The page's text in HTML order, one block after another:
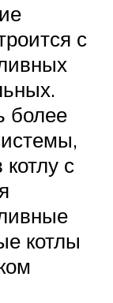
с
более
с
котлы